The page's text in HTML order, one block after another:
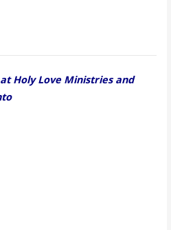
Holy Love Ministries and